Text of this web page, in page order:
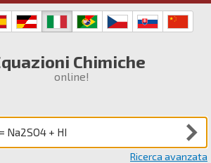
Chimiche
online!
Ricerca avanzata